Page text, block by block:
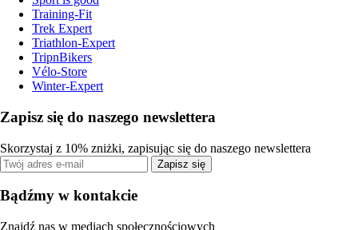
Training-Fit
Trek Expert
Triathlon-Expert
TripnBikers
Vélo-Store
Winter-Expert
Zapisz się do naszego newslettera
Skorzystaj z 10% zniżki, zapisując się do naszego newslettera
Zapisz się
Bądźmy w kontakcie
Znajdź nas w mediach społecznościowych